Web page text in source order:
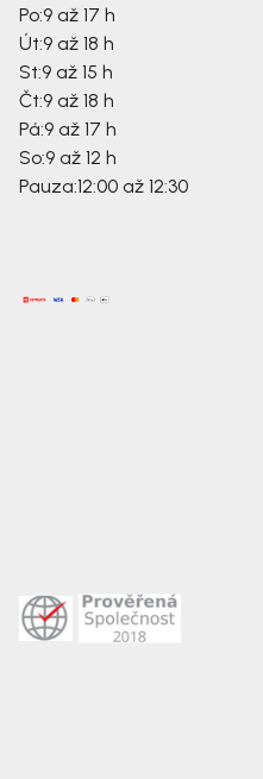
Po:9 až 17 h
Út:9 až 18 h
St:9 až 15 h
Čt:9 až 18 h
Pá:9 až 17 h
So:9 až 12 h
Pauza:12:00 až 12:30